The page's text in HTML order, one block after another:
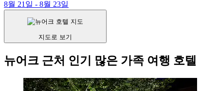
8월 21일 - 8월 23일
지도로 보기
뉴어크 근처 인기 많은 가족 여행 호텔